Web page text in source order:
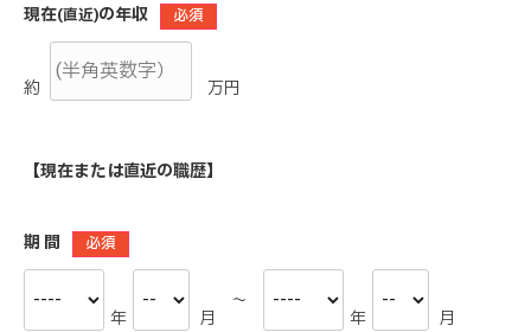
現在(直近)の年収 必須
約 万円
【現在または直近の職歴】
期 間 必須
年 月
～
年
月